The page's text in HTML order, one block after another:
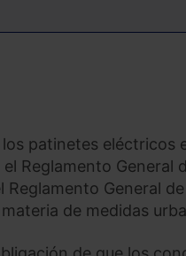
patinetes eléctricos
Reglamento General
General
de medidas